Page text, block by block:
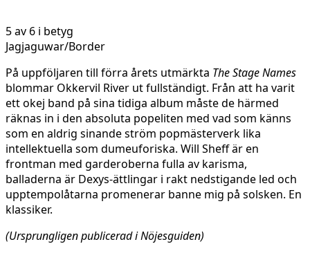
5 av 6 i betyg
Jagjaguwar/Border
På uppföljaren till förra årets utmärkta The Stage Names
blommar Okkervil River ut fullständigt. Från att ha varit
ett okej band på sina tidiga album måste de härmed
räknas in i den absoluta popeliten med vad som känns
som en aldrig sinande ström popmästerverk lika
intellektuella som dumeuforiska. Will Sheff är en
frontman med garderoberna fulla av karisma,
balladerna är Dexys-ättlingar i rakt nedstigande led och
upptempolåtarna promenerar banne mig på solsken. En
klassiker.
(Ursprungligen publicerad i Nöjesguiden)